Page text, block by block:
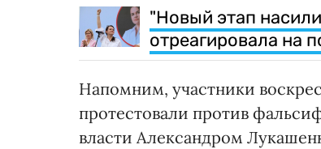
"Новый этап
отреагировала на
Напомним, участники
протестовали против
власти Александром